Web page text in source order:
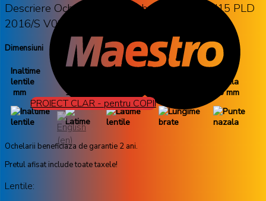
PROIECT CLAR - pentru COPII
Descriere Ochelari de soare barbati Polaroid15 PLD
2016/S V08 HAVANA de la Polaroid
Dimensiuni
Inaltime
lentile
mm
Latime
126 mm
Latime
Lungime
Punte
nazala
16 mm
Ochelarii beneficiaza de garantie 2 ani.
Pretul afisat include toate taxele!
Lentile: